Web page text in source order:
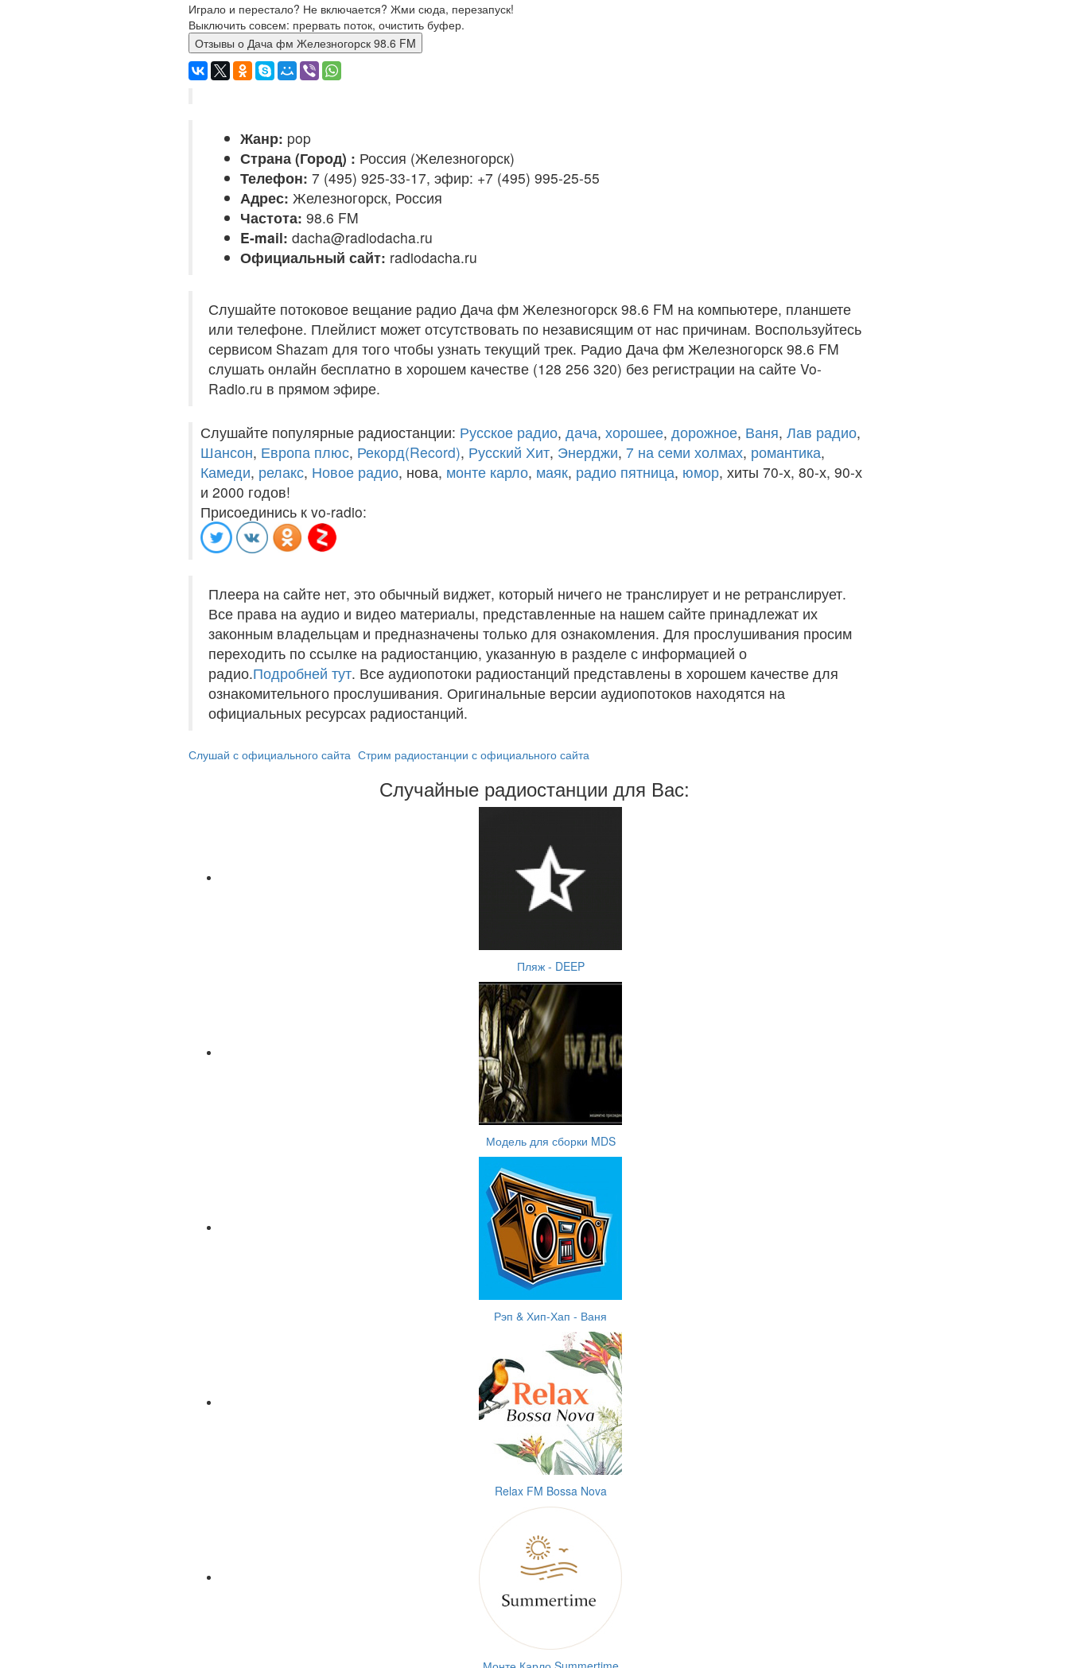
Играло и перестало? Не включается? Жми сюда, перезапуск!
Выключить совсем: прервать поток, очистить буфер.
Отзывы о Дача фм Железногорск 98.6 FM
Жанр: pop
Страна (Город) : Россия (Железногорск)
Телефон: 7 (495) 925-33-17, эфир: +7 (495) 995-25-55
Адрес: Железногорск, Россия
Частота: 98.6 FM
E-mail: dacha@radiodacha.ru
Официальный сайт: radiodacha.ru
Слушайте потоковое вещание радио Дача фм Железногорск 98.6 FM на компьютере, планшете
или телефоне. Плейлист может отсутствовать по независящим от нас причинам. Воспользуйтесь
сервисом Shazam для того чтобы узнать текущий трек. Радио Дача фм Железногорск 98.6 FM
слушать онлайн бесплатно в хорошем качестве (128 256 320) без регистрации на сайте Vo-
Radio.ru в прямом эфире.
Слушайте популярные радиостанции: Русское радио, дача, хорошее, дорожное, Ваня, Лав радио,
Шансон, Европа плюс, Рекорд(Record), Русский Хит, Энерджи, 7 на семи холмах, романтика,
Камеди, релакс, Новое радио, нова, монте карло, маяк, радио пятница, юмор, хиты 70-х, 80-х, 90-х
и 2000 годов!
Присоединись к vo-radio:
Плеера на сайте нет, это обычный виджет, который ничего не транслирует и не ретранслирует.
Все права на аудио и видео материалы, представленные на нашем сайте принадлежат их
законным владельцам и предназначены только для ознакомления. Для прослушивания просим
переходить по ссылке на радиостанцию, указанную в разделе с информацией о
радио.Подробней тут. Все аудиопотоки радиостанций представлены в хорошем качестве для
ознакомительного прослушивания. Оригинальные версии аудиопотоков находятся на
официальных ресурсах радиостанций.
Слушай с официального сайта Стрим радиостанции с официального сайта
Случайные радиостанции для Вас:
Пляж - DEEP
Модель для сборки MDS
Рэп & Хип-Хап - Ваня
Relax FM Bossa Nova